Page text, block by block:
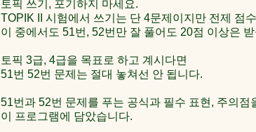
토픽 쓰기, 포기하지 마세요.
TOPIK II 시험에서 쓰기는 단 4문제이지만 전제 점
이 중에서도 51번, 52번만 잘 풀어도 20점 이상은
토픽 3급, 4급을 목표로 하고 계시다면
51번 52번 문제는 절대 놓쳐선 안 됩니다.
51번과 52번 문제를 푸는 공식과 필수 표현, 주의점
이 프로그램에 담았습니다.